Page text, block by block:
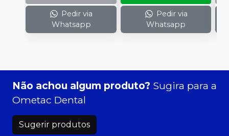
Pedir via
Whatsapp
Pedir via
Whatsapp
Não achou algum produto? Sugira para a
Ometac Dental
Sugerir produtos